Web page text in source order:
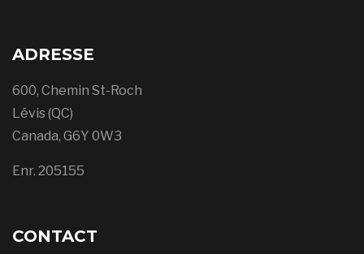
ADRESSE
600, Chemin St-Roch
Lévis (QC)
Canada, G6Y 0W3
Enr. 205155
CONTACT